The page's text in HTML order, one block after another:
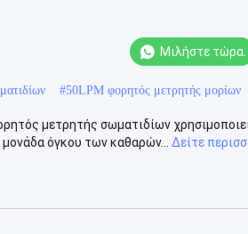
Μιλήστε τώρα.
#50LPM φορητός μετρητής μορίων
μετρητής σωματιδίων
όγκου των καθαρών...
Δείτε